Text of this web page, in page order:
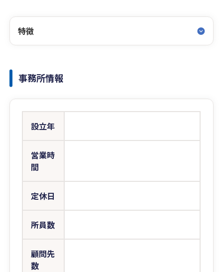
特徴
事務所情報
設立年
営業時
間
定休日
所員数
顧問先
数